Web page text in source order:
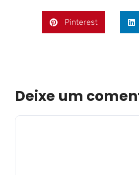
Pinterest
Deixe um